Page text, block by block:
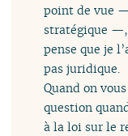
point de vue
stratégique —,
pense que je
pas juridique.
Quand on
question
à la loi sur le